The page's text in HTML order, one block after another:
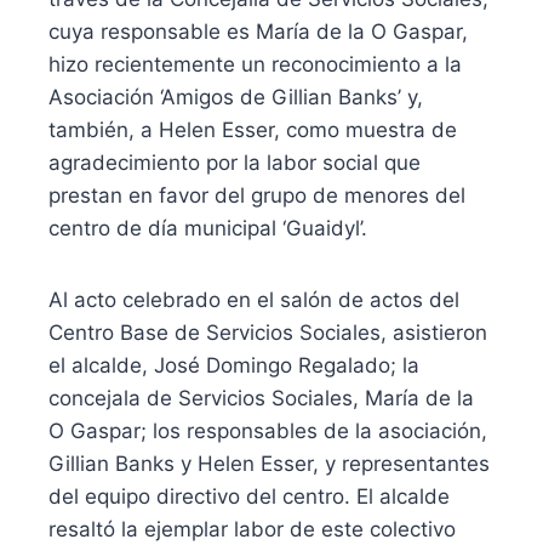
cuya responsable es María de la O Gaspar,
hizo recientemente un reconocimiento a la
Asociación ‘Amigos de Gillian Banks’ y,
también, a Helen Esser, como muestra de
agradecimiento por la labor social que
prestan en favor del grupo de menores del
centro de día municipal ‘Guaidyl’.
Al acto celebrado en el salón de actos del
Centro Base de Servicios Sociales, asistieron
el alcalde, José Domingo Regalado; la
concejala de Servicios Sociales, María de la
O Gaspar; los responsables de la asociación,
Gillian Banks y Helen Esser, y representantes
del equipo directivo del centro. El alcalde
resaltó la ejemplar labor de este colectivo